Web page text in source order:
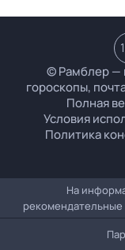
© Рамблер —
гороскопы,
Полная
Условия
Политика
На
рекомендательные